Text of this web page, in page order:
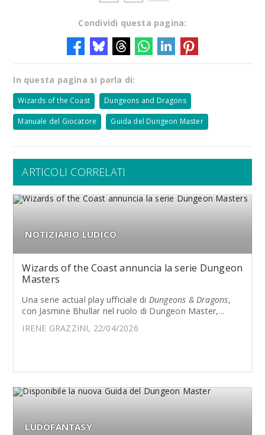
Condividi questa pagina:
In questa pagina si parla di:
Wizards of the Coast Dungeons and Dragons
Manuale del Giocatore Guida del Dungeon Master
ARTICOLI CORRELATI
NOTIZIARIO LUDICO
Wizards of the Coast annuncia la serie Dungeon
Masters
Una serie actual play ufficiale di Dungeons & Dragons,
con Jasmine Bhullar nel ruolo di Dungeon Master,...
IRENE GRAZZINI, 22/04/2026
LUDOFANTASY